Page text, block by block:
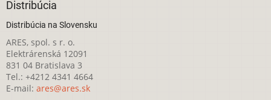
Distribúcia
Distribúcia na Slovensku
ARES, spol. s r. o.
Elektrárenská 12091
831 04 Bratislava 3
Tel.: +4212 4341 4664
E-mail: ares@ares.sk